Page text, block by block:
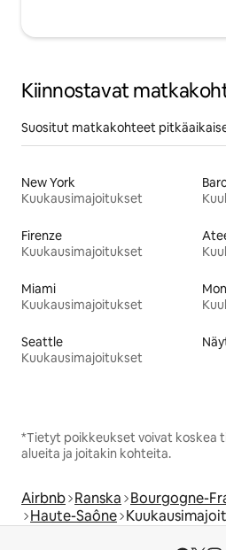
Kiinnostavat
Suositut matkakohteet
New York
Kuukausimajoitukset
Firenze
Kuukausimajoitukset
Miami
Kuukausimajoitukset
Seattle
Kuukausimajoitukset
*Tietyt poikkeukset voivat koskea
alueita ja joitakin kohteita.
Airbnb Ranska Bourgogne-
Haute-Saône